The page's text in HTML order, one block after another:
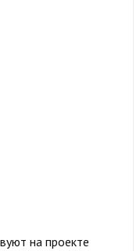
на проекте